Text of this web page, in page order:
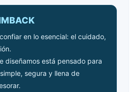
en lo esencial: el cuidado,
diseñamos está pensado para
segura y llena de